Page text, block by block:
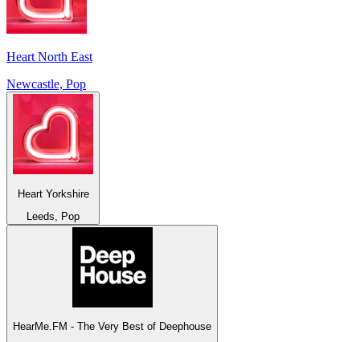
Heart North East
Newcastle, Pop
Heart Yorkshire
Leeds, Pop
HearMe.FM - The Very Best of Deephouse